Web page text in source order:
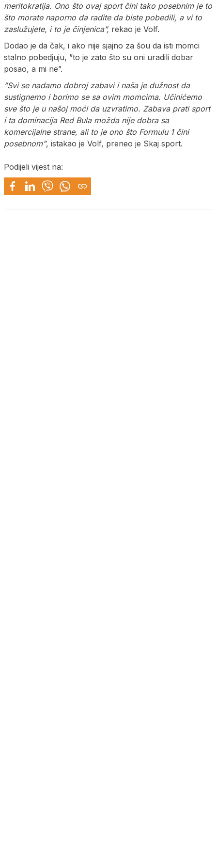
meritokratija. Ono što ovaj sport čini tako posebnim je to
što morate naporno da radite da biste pobedili, a vi to
zaslužujete, i to je činjenica”, rekao je Volf.
Dodao je da čak, i ako nije sjajno za šou da isti momci
stalno pobedjuju, ”to je zato što su oni uradili dobar
posao, a mi ne”.
”Svi se nadamo dobroj zabavi i naša je dužnost da
sustignemo i borimo se sa ovim momcima. Učinićemo
sve što je u našoj moći da uzvratimo. Zabava prati sport
i ta dominacija Red Bula možda nije dobra sa
komercijalne strane, ali to je ono što Formulu 1 čini
posebnom”, istakao je Volf, preneo je Skaj sport.
Podijeli vijest na: